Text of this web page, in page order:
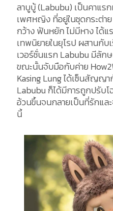
ลาบูบู้ (Labubu) เป็นคาแร
เพศหญิง ที่อยู่ในชุดกระต่า
กว้าง ฟันหยัก ไม่มีหาง ได้แ
เทพนิยายในยุโรป ผสานกับ
เวอร์ชั่นแรก Labubu มีลัก
ขณะนั้นจับมือกับค่าย
Kasing Lung ได้เซ็นสัญญ
Labubu ก็ได้มีการถูกปรับ
อ้วนขึ้นจนกลายเป็นที่รักแล
นี้